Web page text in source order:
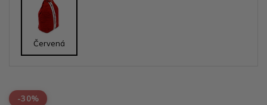
Červená
-30%